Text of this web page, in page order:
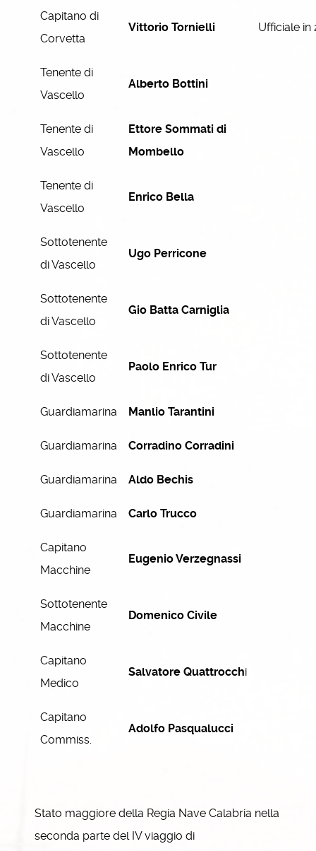
Capitano di
Corvetta
Vittorio Tornielli Ufficiale in
Tenente di
Vascello
Alberto Bottini
Tenente di
Vascello
Ettore Sommati di
Mombello
Tenente di
Vascello
Enrico Bella
Sottotenente
di Vascello
Ugo Perricone
Sottotenente
di Vascello
Gio Batta Carniglia
Sottotenente
di Vascello
Paolo Enrico Tur
Guardiamarina Manlio Tarantini
Guardiamarina Corradino Corradini
Guardiamarina Aldo Bechis
Guardiamarina Carlo Trucco
Capitano
Macchine
Eugenio Verzegnassi
Sottotenente
Macchine
Domenico Civile
Capitano
Medico
Salvatore Quattrocchi
Capitano
Commiss.
Adolfo Pasqualucci
Stato maggiore della Regia Nave Calabria nella
seconda parte del IV viaggio di